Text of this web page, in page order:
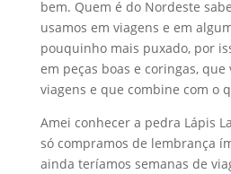
bem. Quem é do Nordeste
usamos em viagens e em
pouquinho mais puxado, por
em peças boas e coringas,
viagens e que combine com o
Amei conhecer a pedra Lápis
só compramos de lembrança
ainda teríamos semanas de